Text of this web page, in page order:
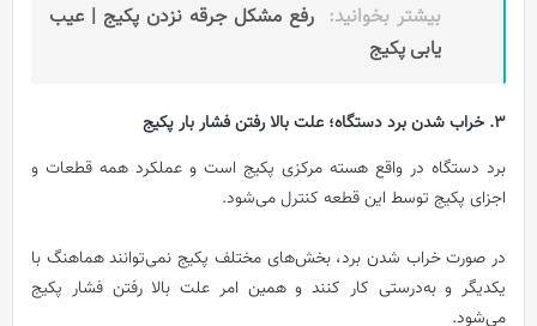
بیشتر بخوانید: رفع مشکل جرقه نزدن پکیج | عیب
یابی پکیج
3. خراب شدن برد دستگاه؛ علت بالا رفتن فشار بار پکیج
برد دستگاه در واقع هسته مرکزی پکیج است و عملکرد همه قطعات و
اجزای پکیج توسط این قطعه کنترل می‌شود.
در صورت خراب شدن برد، بخش‌های مختلف پکیج نمی‌توانند هماهنگ با
یکدیگر و به‌درستی کار کنند و همین امر علت بالا رفتن فشار پکیج
می‌شود.